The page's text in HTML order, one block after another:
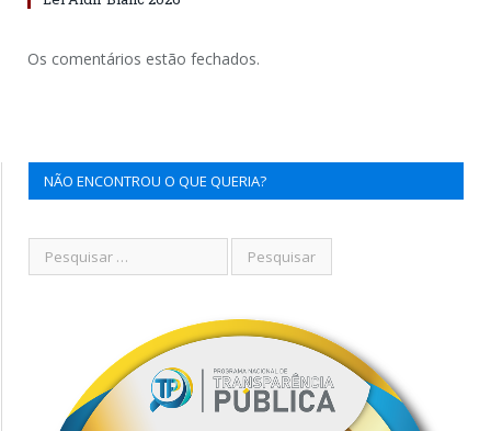
Os comentários estão fechados.
NÃO ENCONTROU O QUE QUERIA?